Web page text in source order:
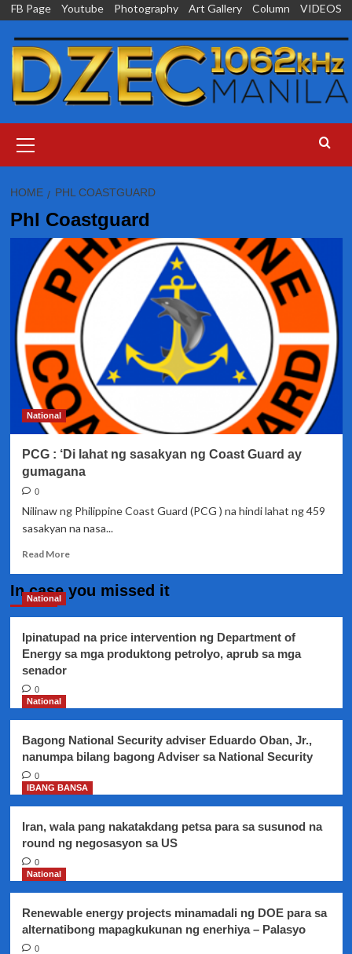
Skip
content
FB Page Youtube Photography Art Gallery Column VIDEOS
Menu
HOME PHL COASTGUARD
Phl Coastguard
National
PCG : ‘Di lahat ng sasakyan ng Coast Guard ay
gumagana
0
Nilinaw ng Philippine Coast Guard (PCG ) na hindi lahat ng 459
sasakyan na nasa...
Read MoreRead
PCG
ng
sasakyan
In case you missed it
National
Ipinatupad na price intervention ng Department of
Energy sa mga produktong petrolyo, aprub sa mga
senador
0
National
Bagong National Security adviser Eduardo Oban, Jr.,
nanumpa bilang bagong Adviser sa National Security
0
IBANG BANSA
Iran, wala pang nakatakdang petsa para sa susunod na
round ng negosasyon sa US
0
National
Renewable energy projects minamadali ng DOE para sa
alternatibong mapagkukunan ng enerhiya – Palasyo
0